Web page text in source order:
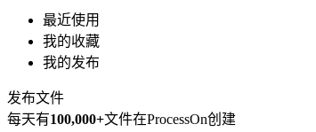
最近使用
我的收藏
我的发布
发布文件
每天有100,000+文件在ProcessOn创建